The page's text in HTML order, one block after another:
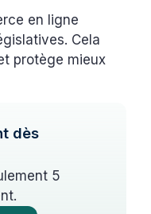
en ligne
Cela
protège mieux
dès
5